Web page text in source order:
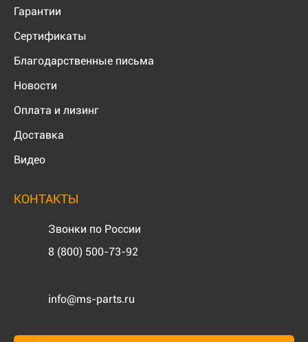
Гарантии
Сертификаты
Благодарственные письма
Новости
Оплата и лизинг
Доставка
Видео
КОНТАКТЫ
Звонки по России
8 (800) 500-73-92
info@ms-parts.ru